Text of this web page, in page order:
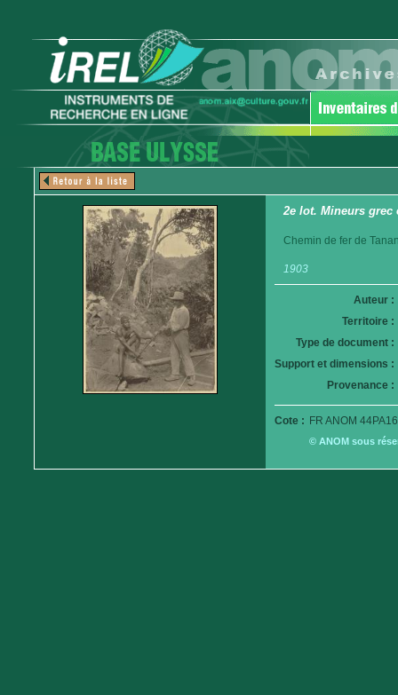
2e lot. Mineurs grec
Chemin de fer de
1903
Auteur :
Territoire :
Type de document :
Support et dimensions :
Provenance :
Cote : FR ANOM
© ANOM sous